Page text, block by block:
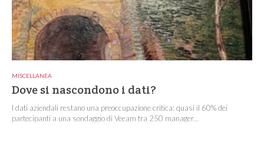
MISCELLANEA
Dove si nascondono i dati?
I dati aziendali restano una preoccupazione critica: quasi il 60% dei
partecipanti a una sondaggio di Veeam tra 250 manager...